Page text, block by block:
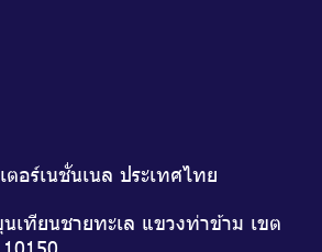
อร์เนชั่นเนล ประเทศไทย
เทียนชายทะเล แขวงท่าข้าม เขต